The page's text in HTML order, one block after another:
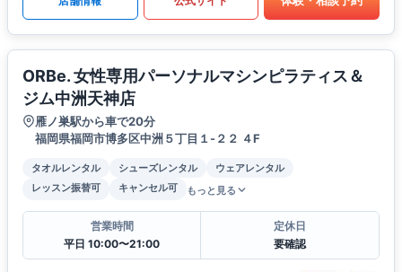
ORBe. 女性専用パーソナルマシンピラティス＆
ジム中洲天神店
雁ノ巣駅から車で20分
福岡県福岡市博多区中洲５丁目１-２２ ４F
タオルレンタル シューズレンタル
ウェアレンタル
レッスン振替可
キャンセル可 もっと見る
営業時間
平日 10:00〜21:00
定休日
要確認